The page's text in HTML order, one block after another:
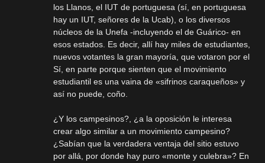
los Llanos, el IUT de portuguesa (sí, en portuguesa
hay un IUT, señores de la Ucab), o los diversos
núcleos de la Unefa -incluyendo el de Guárico- en
esos estados. Es decir, allí hay miles de estudiantes,
nuevos votantes la gran mayoría, que votaron por el
Sí, en parte porque sienten que el movimiento
estudiantil es una vaina de «sifrinos caraqueños» y
así no puede, coño.
¿Y los campesinos?, ¿a la oposición le interesa
crear algo similar a un movimiento campesino?
¿Sabían que la verdadera ventaja del sitio estuvo
por allá, por donde hay puro «monte y culebra»? En